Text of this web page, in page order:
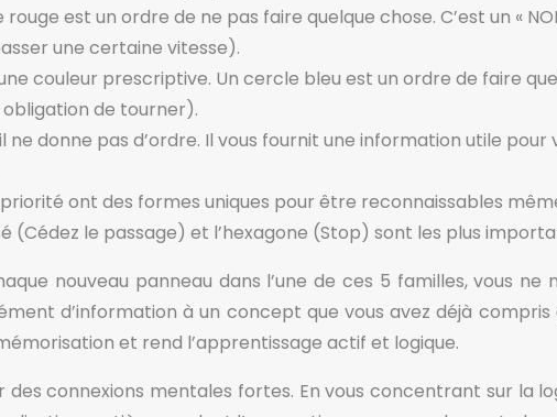
rouge est un ordre de ne pas faire quelque chose. C’est un «
une certaine vitesse).
couleur prescriptive. Un cercle bleu est un ordre de faire
de tourner).
ne donne pas d’ordre. Il vous fournit une information utile
ont des formes uniques pour être reconnaissables
le passage) et l’hexagone (Stop) sont les plus
nouveau panneau dans l’une de ces 5 familles, vous ne
d’information à un concept que vous avez déjà
et rend l’apprentissage actif et logique.
connexions mentales fortes. En vous concentrant sur la